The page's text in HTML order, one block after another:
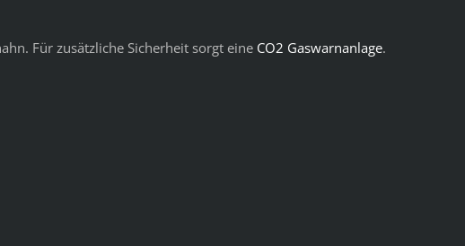
Für zusätzliche Sicherheit sorgt eine CO2 Gaswarnanlage.